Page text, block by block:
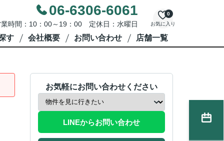
06-6306-6061
時間：10：00～19：00 定休日：水曜日 お気に入り
0
す 会社概要 お問い合わせ 店舗一覧
お気軽にお問い合わせください
LINEからお問い合わせ